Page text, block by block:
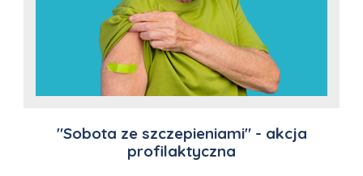
"Sobota ze szczepieniami" - akcja
profilaktyczna